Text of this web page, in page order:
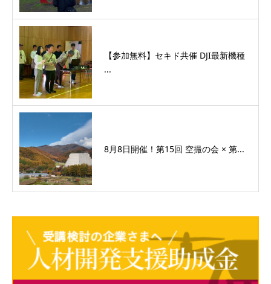
【参加無料】セキド共催 DJI最新機種
...
8月8日開催！第15回 空撮の会 × 第...